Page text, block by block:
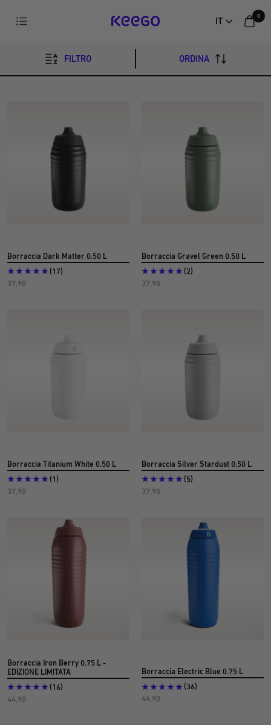
direttamente
Navigazione
per
IT
0
FILTRO ORDINA
Borraccia Dark Matter 0.50 L
(17)
Prezzo
37,90
Borraccia Gravel Green 0.50 L
(2)
Prezzo
37,90
Borraccia Titanium White 0.50 L
(1)
Prezzo
37,90
Borraccia Silver Stardust 0.50 L
(5)
Prezzo
37,90
Borraccia Iron Berry 0.75 L -
EDIZIONE LIMITATA
(16)
Prezzo
44,90
Borraccia Electric Blue 0.75 L
(36)
Prezzo
44,90